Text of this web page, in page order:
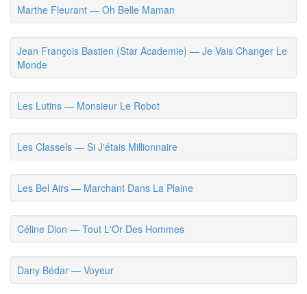
Marthe Fleurant — Oh Belle Maman
Jean François Bastien (Star Academie) — Je Vais Changer Le
Monde
Les Lutins — Monsieur Le Robot
Les Classels — Si J'étais Millionnaire
Les Bel Airs — Marchant Dans La Plaine
Céline Dion — Tout L'Or Des Hommes
Dany Bédar — Voyeur